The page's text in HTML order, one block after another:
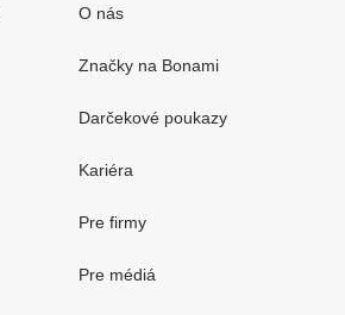
O nás
Značky na Bonami
Darčekové poukazy
Kariéra
Pre firmy
Pre médiá